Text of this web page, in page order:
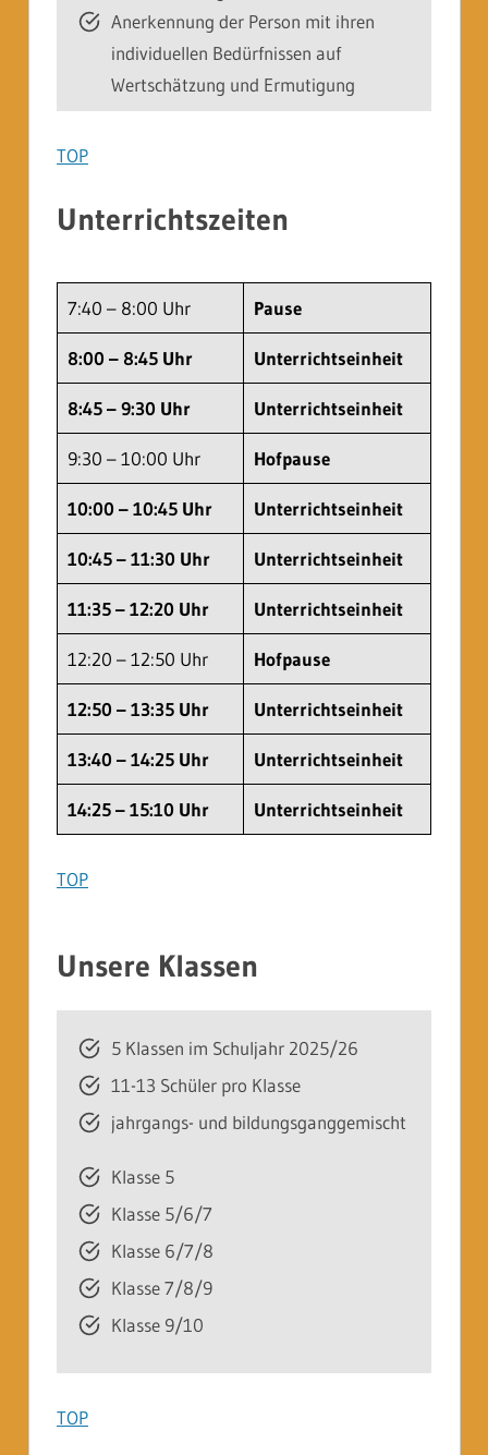
Anerkennung der Person mit ihren
individuellen Bedürfnissen auf
Wertschätzung und Ermutigung
TOP
Unterrichtszeiten
7:40 – 8:00 Uhr Pause
8:00 – 8:45 Uhr Unterrichtseinheit
8:45 – 9:30 Uhr Unterrichtseinheit
9:30 – 10:00 Uhr Hofpause
10:00 – 10:45 Uhr Unterrichtseinheit
10:45 – 11:30 Uhr Unterrichtseinheit
11:35 – 12:20 Uhr Unterrichtseinheit
12:20 – 12:50 Uhr Hofpause
12:50 – 13:35 Uhr Unterrichtseinheit
13:40 – 14:25 Uhr Unterrichtseinheit
14:25 – 15:10 Uhr Unterrichtseinheit
TOP
Unsere Klassen
5 Klassen im Schuljahr 2025/26
11-13 Schüler pro Klasse
jahrgangs- und bildungsganggemischt
Klasse 5
Klasse 5/6/7
Klasse 6/7/8
Klasse 7/8/9
Klasse 9/10
TOP